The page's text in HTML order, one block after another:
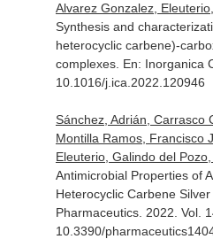
Alvarez Gonzalez,
Synthesis and
heterocyclic carbene)-
complexes. En: Inorganica
10.1016/j.ica.2022.120946
Sánchez, Adrián, Carrasco
Montilla Ramos, Francisco
Eleuterio, Galindo del
Antimicrobial Properties of
Heterocyclic Carbene Silver
Pharmaceutics. 2022. Vol.
10.3390/